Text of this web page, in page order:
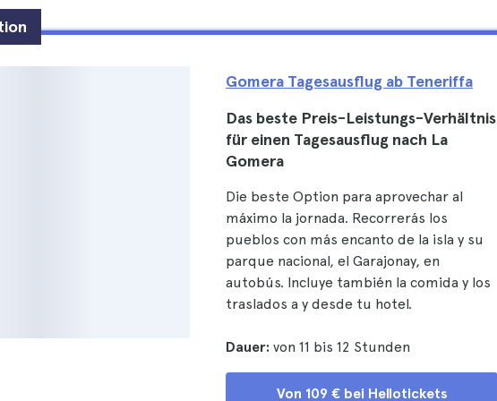
Gomera Tagesausflug ab Teneriffa
Das beste Preis-Leistungs-Verhältnis
für einen Tagesausflug nach La
Gomera
Die beste Option para aprovechar al
máximo la jornada. Recorrerás los
pueblos con más encanto de la isla y su
parque nacional, el Garajonay, en
autobús. Incluye también la comida y los
traslados a y desde tu hotel.
Dauer: von 11 bis 12 Stunden
Von 109 € bei Hellotickets